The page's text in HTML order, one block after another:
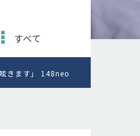
すべて
きます」 148neo